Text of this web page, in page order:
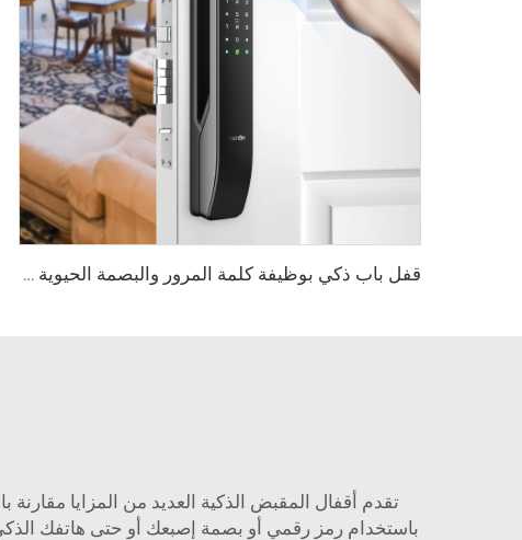
قفل باب ذكي بوظيفة كلمة المرور والبصمة الحيوية Tenon A6 Pro
تقدم أقفال المقبض الذكية العديد من المزايا مقارنة
باستخدام رمز رقمي أو بصمة إصبعك أو حتى هاتفك